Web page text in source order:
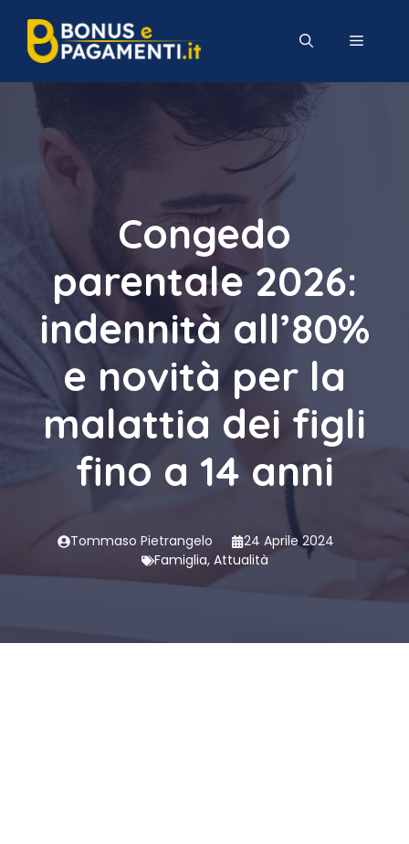
contenuto
MENU
Congedo
parentale 2026:
indennità all’80%
e novità per la
malattia dei figli
fino a 14 anni
Tommaso Pietrangelo
24 Aprile 2024
Famiglia, Attualità